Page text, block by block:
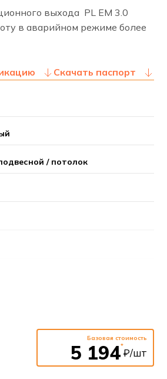
выхода PL EM 3.0
в аварийном режиме более
Скачать паспорт
/ потолок
Базовая стоимость
5 194*
₽/шт